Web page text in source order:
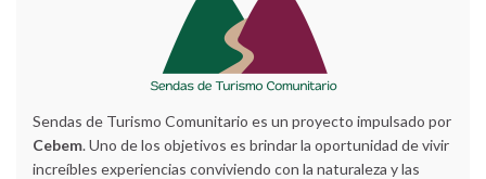
Sendas de Turismo Comunitario es un proyecto impulsado por
Cebem. Uno de los objetivos es brindar la oportunidad de vivir
increíbles experiencias conviviendo con la naturaleza y las